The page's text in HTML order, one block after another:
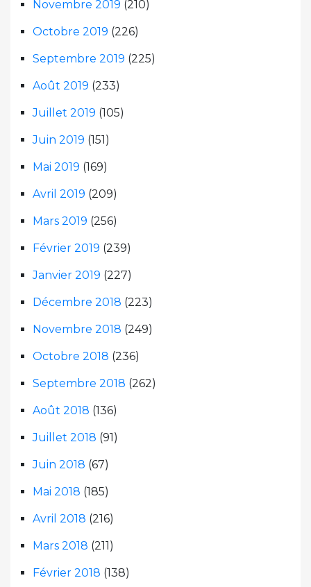
Novembre 2019 (210)
Octobre 2019 (226)
Septembre 2019 (225)
Août 2019 (233)
Juillet 2019 (105)
Juin 2019 (151)
Mai 2019 (169)
Avril 2019 (209)
Mars 2019 (256)
Février 2019 (239)
Janvier 2019 (227)
Décembre 2018 (223)
Novembre 2018 (249)
Octobre 2018 (236)
Septembre 2018 (262)
Août 2018 (136)
Juillet 2018 (91)
Juin 2018 (67)
Mai 2018 (185)
Avril 2018 (216)
Mars 2018 (211)
Février 2018 (138)